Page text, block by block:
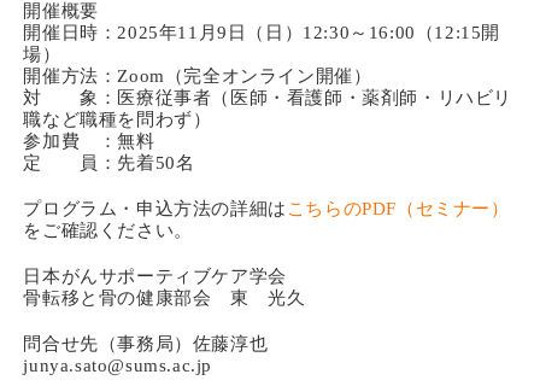
開催概要
開催日時：2025年11月9日（日）12:30～16:00（12:15開
場）
開催方法：Zoom（完全オンライン開催）
対 象：医療従事者（医師・看護師・薬剤師・リハビリ
職など職種を問わず）
参加費 ：無料
定 員：先着50名
プログラム・申込方法の詳細は こちらのPDF（セミナー）
をご確認ください。
日本がんサポーティブケア学会
骨転移と骨の健康部会 東 光久
問合せ先（事務局）佐藤淳也
junya.sato@sums.ac.jp